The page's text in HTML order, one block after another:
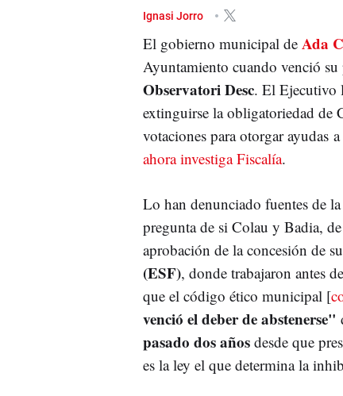
Ignasi Jorro
El gobierno municipal de Ada
Ayuntamiento cuando venció su
Observatori Desc. El Ejecutivo
extinguirse la obligatoriedad de
votaciones para otorgar ayudas
ahora investiga Fiscalía.
Lo han denunciado fuentes de
pregunta de si Colau y Badia,
aprobación de la concesión de
(ESF), donde trabajaron antes
que el código ético municipal [
venció el deber de abstenerse"
pasado dos años desde que
es la ley el que determina la